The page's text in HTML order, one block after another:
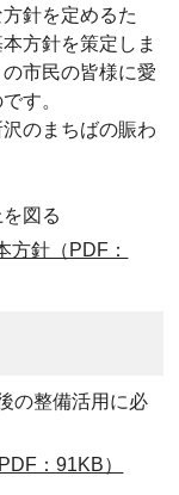
針を定めるた
方針を策定しま
市民の皆様に愛
す。
のまちばの賑わ
図る
方針（PDF：
の整備活用に必
：91KB）